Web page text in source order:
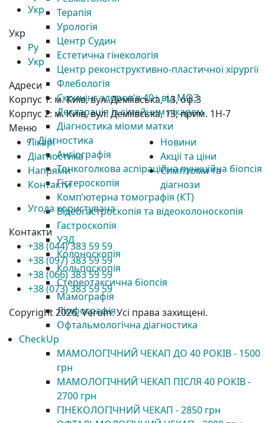
Терапія
Урологія
Центр Судин
Естетична гінекологія
Центр реконструктивно-пластичної хірургії
Флебологія
Скринінг здоров'я 40+ від МОЗ
Декларація із сімейним лікарем
Діагностика міоми матки
Діагностика
Ангіографія
Тонкоголкова аспіраційна пункційна біопсія
Гістероскопія
Комп’ютерна томографія (КТ)
Відеогастроскопія та відеоколоноскопія
Гастроскопія
УЗД
Колоноскопія
Кольпоскопія
Стереотаксична біопсія
Мамографія
Лімфографія
Офтальмологічна діагностика
CheckUp
МАМОЛОГІЧНИЙ ЧЕКАП ДО 40 РОКІВ - 1500
грн
МАМОЛОГІЧНИЙ ЧЕКАП ПІСЛЯ 40 РОКІВ -
2700 грн
ГІНЕКОЛОГІЧНИЙ ЧЕКАП - 2850 грн
Укр
Укр
Ру
Укр
Адреси
Корпус 1: м. Київ, вул. Деміївська, 13, оф.3
Корпус 2: м. Київ, вул. Деміївська, 13, прим. 1Н-7
Меню
Лікарі
Діагностика
Напрями
Контакти
Новини
Акціі та ціни
Симптоми та
діагнози
Угода користувача
Контакти
+38 (044) 383 59 59
+38 (097) 383 59 59
+38 (066) 383 59 59
+38 (073) 383 59 59
Copyright 2026, Verum. Усі права захищені.